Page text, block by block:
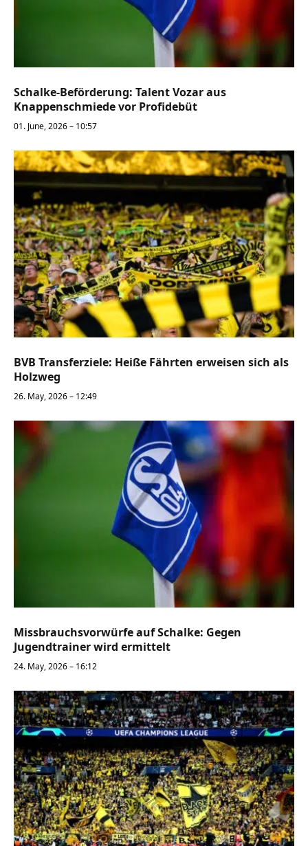
Schalke-Beförderung: Talent Vozar aus
Knappenschmiede vor Profidebüt
01. June, 2026 – 10:57
BVB Transferziele: Heiße Fährten erweisen sich als
Holzweg
26. May, 2026 – 12:49
Missbrauchsvorwürfe auf Schalke: Gegen
Jugendtrainer wird ermittelt
24. May, 2026 – 16:12